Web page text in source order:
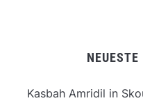
Kasbah Amridil in